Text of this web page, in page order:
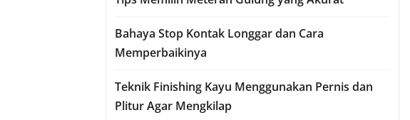
Bahaya Stop Kontak Longgar dan Cara
Memperbaikinya
Teknik Finishing Kayu Menggunakan Pernis dan
Plitur Agar Mengkilap